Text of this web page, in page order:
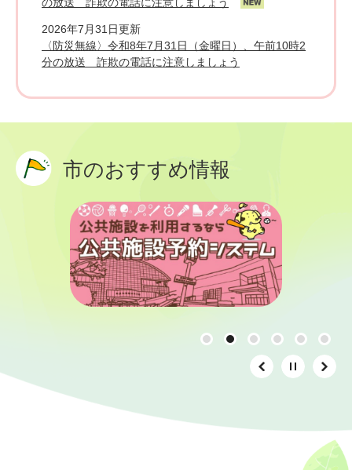
2026年7月31日更新
〈防災無線〉令和8年7月31日（金曜日）、午前10時2
分の放送 詐欺の電話に注意しましょう
市のおすすめ情報